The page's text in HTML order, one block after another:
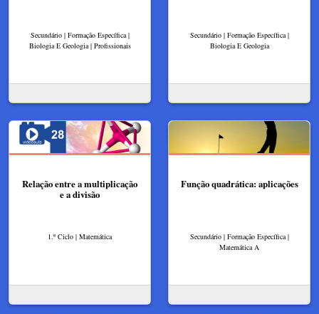
Secundário | Formação Específica |
Biologia E Geologia | Profissionais
Secundário | Formação Específica |
Biologia E Geologia
Relação entre a multiplicação
e a divisão
1.º Ciclo | Matemática
Função quadrática: aplicações
Secundário | Formação Específica |
Matemática A